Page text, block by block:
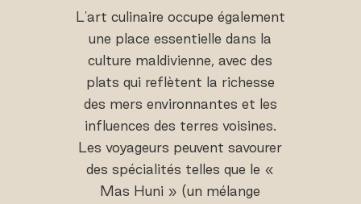
L'art culinaire occupe également
une place essentielle dans la
culture maldivienne, avec des
plats qui reflètent la richesse
des mers environnantes et les
influences des terres voisines.
Les voyageurs peuvent savourer
des spécialités telles que le «
Mas Huni » (un mélange